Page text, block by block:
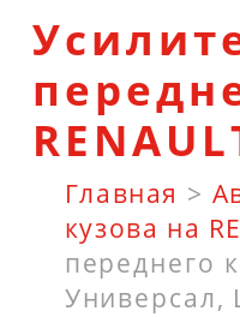
Главная >
кузова на
переднего
Универсал,